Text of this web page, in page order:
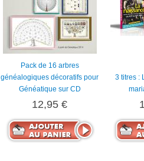
Pack de 16 arbres
généalogiques décoratifs pour
Généatique sur CD
12,95 €
3 titres :